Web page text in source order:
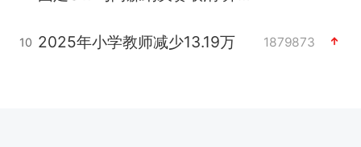
10 2025年小学教师减少13.19万 1879873